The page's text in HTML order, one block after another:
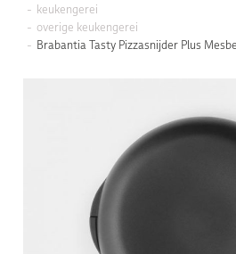
keukengerei
overige keukengerei
Brabantia Tasty Pizzasnijder Plus